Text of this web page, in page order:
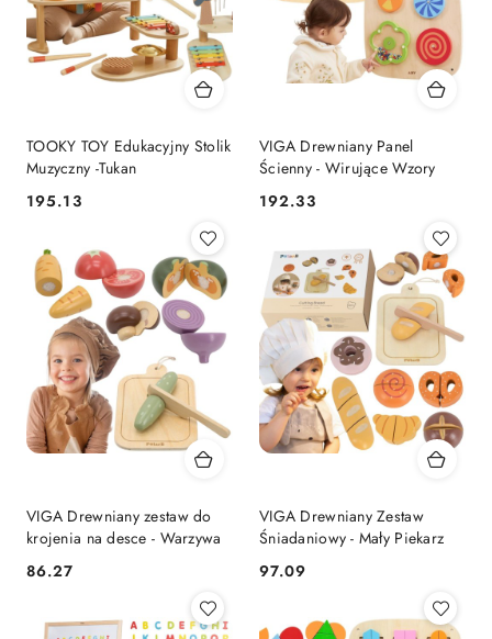
TOOKY TOY Edukacyjny Stolik
Muzyczny -Tukan
Cena:
195.13
VIGA Drewniany Panel
Ścienny - Wirujące Wzory
Cena:
192.33
VIGA Drewniany zestaw do
krojenia na desce - Warzywa
Cena:
86.27
VIGA Drewniany Zestaw
Śniadaniowy - Mały Piekarz
Cena:
97.09